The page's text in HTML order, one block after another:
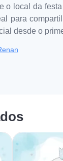
o local da
para
desde o